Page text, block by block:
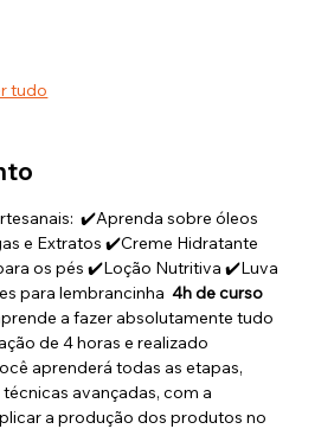
tudo
✔️Aprenda sobre óleos
e Extratos ✔️Creme Hidratante
os pés ✔️Loção Nutritiva ✔️Luva
para lembrancinha 4h de curso
a fazer absolutamente tudo
de 4 horas e realizado
aprenderá todas as etapas,
avançadas, com a
a produção dos produtos no